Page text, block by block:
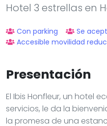
Hotel 3 estrellas en
Con parking Se
Accesible movilidad
Presentación
El Ibis Honfleur, un hotel
servicios, le da la
la promesa de una